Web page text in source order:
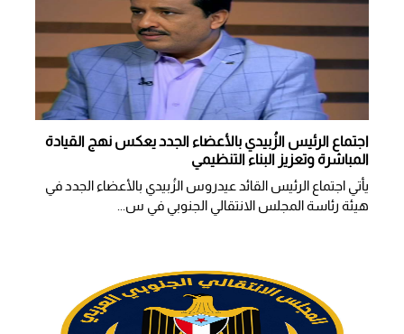
اجتماع الرئيس الزُبيدي بالأعضاء الجدد يعكس نهج القيادة
المباشرة وتعزيز البناء التنظيمي
يأتي اجتماع الرئيس القائد عيدروس الزُبيدي بالأعضاء الجدد في
هيئة رئاسة المجلس الانتقالي الجنوبي في س...